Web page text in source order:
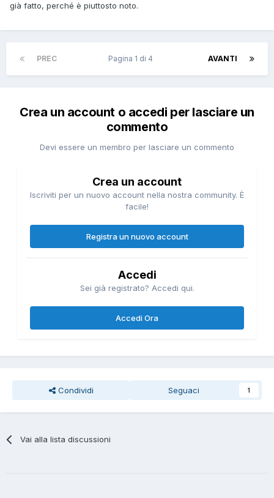
già fatto, perché è piuttosto noto.
PREC AVANTI
Pagina 1 di 4
Crea un account o accedi per lasciare un
commento
Devi essere un membro per lasciare un commento
Crea un account
Iscriviti per un nuovo account nella nostra community. È
facile!
Registra un nuovo account
Accedi
Sei già registrato? Accedi qui.
Accedi Ora
Condividi Seguaci 1
Vai alla lista discussioni